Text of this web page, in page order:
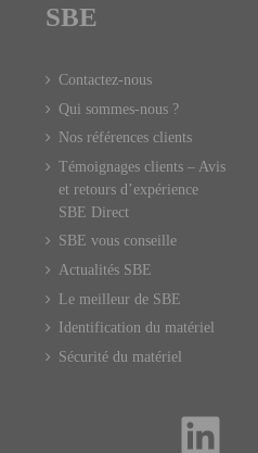
SBE
Contactez-nous
Qui sommes-nous ?
Nos références clients
Témoignages clients – Avis
et retours d’expérience
SBE Direct
SBE vous conseille
Actualités SBE
Le meilleur de SBE
Identification du matériel
Sécurité du matériel